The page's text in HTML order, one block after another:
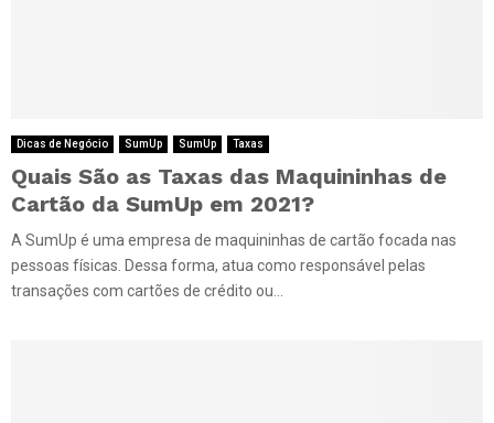
Dicas de Negócio SumUp SumUp Taxas
Quais São as Taxas das Maquininhas de
Cartão da SumUp em 2021?
A SumUp é uma empresa de maquininhas de cartão focada nas
pessoas físicas. Dessa forma, atua como responsável pelas
transações com cartões de crédito ou...